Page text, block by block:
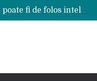
Ce este si cum ne poate fi de folos inteligenta artificiala?
Tipuri de polizoare de care este nevoie intr-un atelier
Cele mai bune smartphone-uri lansate in anul 2024